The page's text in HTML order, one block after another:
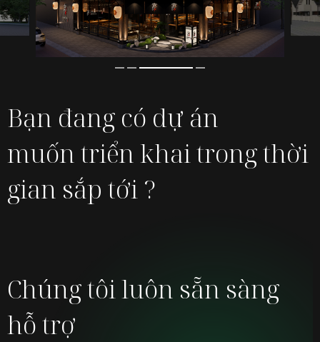
Bạn đang có dự án
muốntriển khai trong thời
gian sắp tới ?
Chúng tôi luôn sẵn sàng
hỗ trợ